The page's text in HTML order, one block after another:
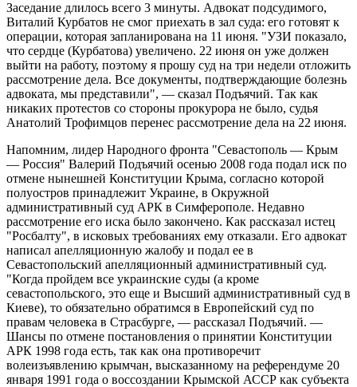
Заседание длилось всего 3 минуты. Адвокат подсудимого,
Виталий Курбатов не смог приехать в зал суда: его готовят к
операции, которая запланирована на 11 июня. "УЗИ показало,
что сердце (Курбатова) увеличено. 22 июня он уже должен
выйти на работу, поэтому я прошу суд на три недели отложить
рассмотрение дела. Все документы, подтверждающие болезнь
адвоката, мы представили", — сказал Подъячий. Так как
никаких протестов со стороны прокурора не было, судья
Анатолий Трофимцов перенес рассмотрение дела на 22 июня.
Напомним, лидер Народного фронта "Севастополь — Крым
— Россия" Валерий Подъячий осенью 2008 года подал иск по
отмене нынешней Конституции Крыма, согласно которой
полуостров принадлежит Украине, в Окружной
административный суд АРК в Симферополе. Недавно
рассмотрение его иска было закончено. Как рассказал истец
"Росбалту", в исковых требованиях ему отказали. Его адвокат
написал апелляционную жалобу и подал ее в
Севастопольский апелляционный административный суд.
"Когда пройдем все украинские суды (а кроме
севастопольского, это еще и Высший административный суд в
Киеве), то обязательно обратимся в Европейский суд по
правам человека в Страсбурге, — рассказал Подъячий. —
Шансы по отмене постановления о принятии Конституции
АРК 1998 года есть, так как она противоречит
волеизъявлению крымчан, высказанному на референдуме 20
января 1991 года о воссоздании Крымской АССР как субъекта